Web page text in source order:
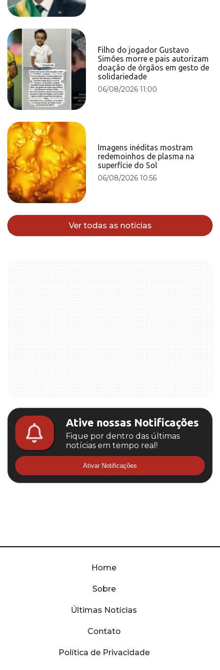
Filho do jogador Gustavo
Simões morre e pais autorizam
doação de órgãos em gesto de
solidariedade
06/08/2026 11:00
Imagens inéditas mostram
redemoinhos de plasma na
superfície do Sol
06/08/2026 10:56
Ver todas as notícias
Ative nossas Notificações
Fique por dentro das últimas
notícias em tempo real!
Ativar Notificações
Home
Sobre
Últimas Notícias
Contato
Política de Privacidade